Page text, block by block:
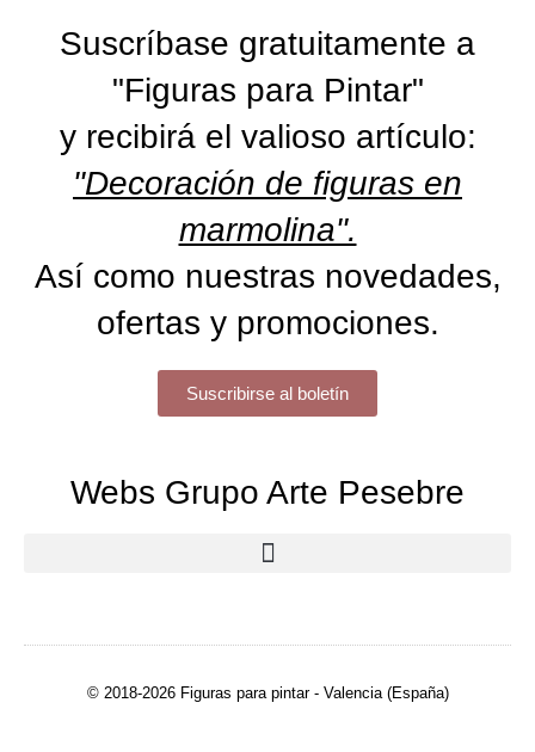
Suscríbase gratuitamente a
"Figuras para Pintar"
y recibirá el valioso artículo:
"Decoración de figuras en
marmolina".
Así como nuestras novedades,
ofertas y promociones.
Suscribirse al boletín
Webs Grupo Arte Pesebre
© 2018-2026 Figuras para pintar - Valencia (España)